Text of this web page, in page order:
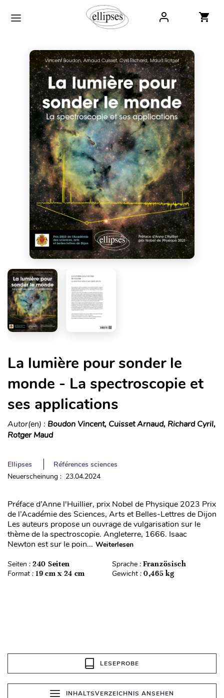
La lumière pour sonder le
monde - La spectroscopie et
ses applications
Autor(en) : Boudon Vincent, Cuisset Arnaud, Richard Cyril,
Rotger Maud
Ellipses
Références sciences
Neuerscheinung : 23.04.2024
Préface d’Anne l'Huillier, prix Nobel de Physique 2023 Prix
de l’Académie des Sciences, Arts et Belles-Lettres de Dijon
Les auteurs propose un ouvrage de vulgarisation sur le
thème de la spectroscopie. Angleterre, 1666. Isaac
Newton est sur le poin... Weiterlesen
Seiten : 240 Seiten Sprache : Französisch
Format : 19 cm x 24 cm Gewicht : 0,465 kg
LESEPROBE
INHALTSVERZEICHNIS ANSEHEN